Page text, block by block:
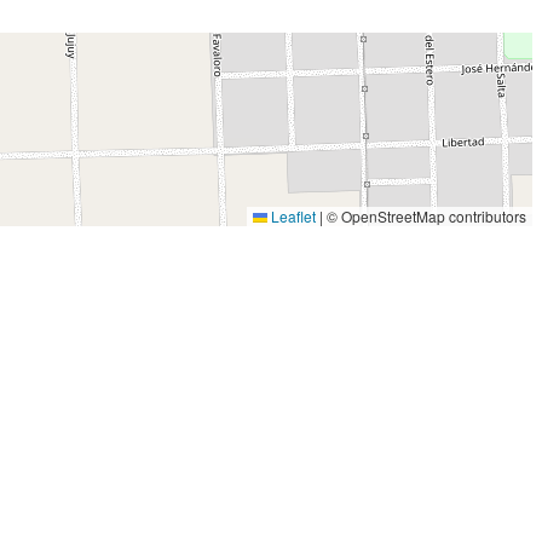
Leaflet | © OpenStreetMap contributors